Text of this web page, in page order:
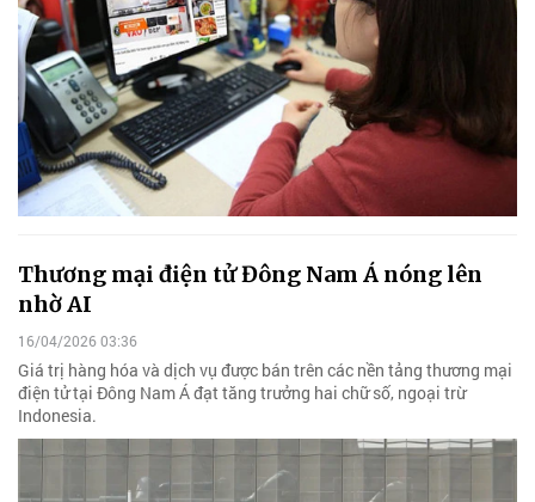
Thương mại điện tử Đông Nam Á nóng lên
nhờ AI
16/04/2026 03:36
Giá trị hàng hóa và dịch vụ được bán trên các nền tảng thương mại
điện tử tại Đông Nam Á đạt tăng trưởng hai chữ số, ngoại trừ
Indonesia.